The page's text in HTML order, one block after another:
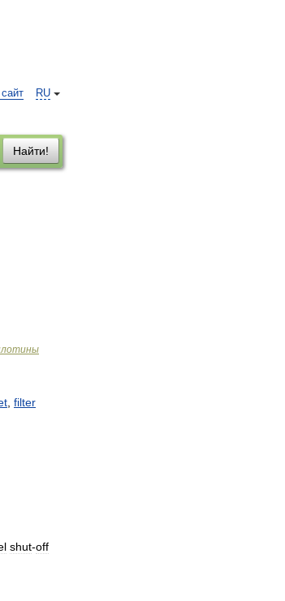
RU
Найти!
filter
shut-off